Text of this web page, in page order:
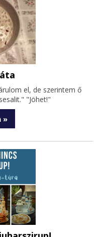
el, de szerintem ő
"Jöhet!"
»